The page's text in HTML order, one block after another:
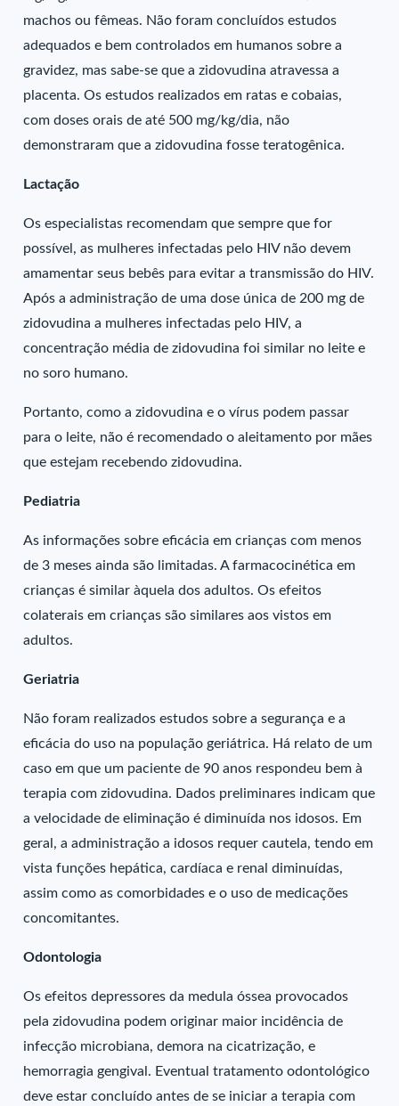
machos ou fêmeas. Não foram concluídos estudos
adequados e bem controlados em humanos sobre a
gravidez, mas sabe-se que a zidovudina atravessa a
placenta. Os estudos realizados em ratas e cobaias,
com doses orais de até 500 mg/kg/dia, não
demonstraram que a zidovudina fosse teratogênica.
Lactação
Os especialistas recomendam que sempre que for
possível, as mulheres infectadas pelo HIV não devem
amamentar seus bebês para evitar a transmissão do HIV.
Após a administração de uma dose única de 200 mg de
zidovudina a mulheres infectadas pelo HIV, a
concentração média de zidovudina foi similar no leite e
no soro humano.
Portanto, como a zidovudina e o vírus podem passar
para o leite, não é recomendado o aleitamento por mães
que estejam recebendo zidovudina.
Pediatria
As informações sobre eficácia em crianças com menos
de 3 meses ainda são limitadas. A farmacocinética em
crianças é similar àquela dos adultos. Os efeitos
colaterais em crianças são similares aos vistos em
adultos.
Geriatria
Não foram realizados estudos sobre a segurança e a
eficácia do uso na população geriátrica. Há relato de um
caso em que um paciente de 90 anos respondeu bem à
terapia com zidovudina. Dados preliminares indicam que
a velocidade de eliminação é diminuída nos idosos. Em
geral, a administração a idosos requer cautela, tendo em
vista funções hepática, cardíaca e renal diminuídas,
assim como as comorbidades e o uso de medicações
concomitantes.
Odontologia
Os efeitos depressores da medula óssea provocados
pela zidovudina podem originar maior incidência de
infecção microbiana, demora na cicatrização, e
hemorragia gengival. Eventual tratamento odontológico
deve estar concluído antes de se iniciar a terapia com